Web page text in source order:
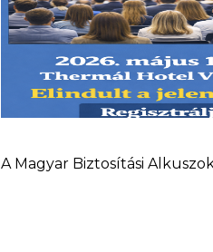
A Magyar Biztosítási